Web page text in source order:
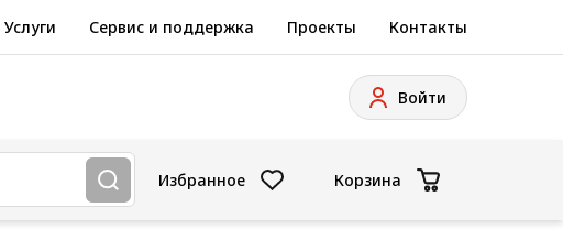
Услуги Сервис и поддержка Проекты Контакты
Войти
Избранное Корзина